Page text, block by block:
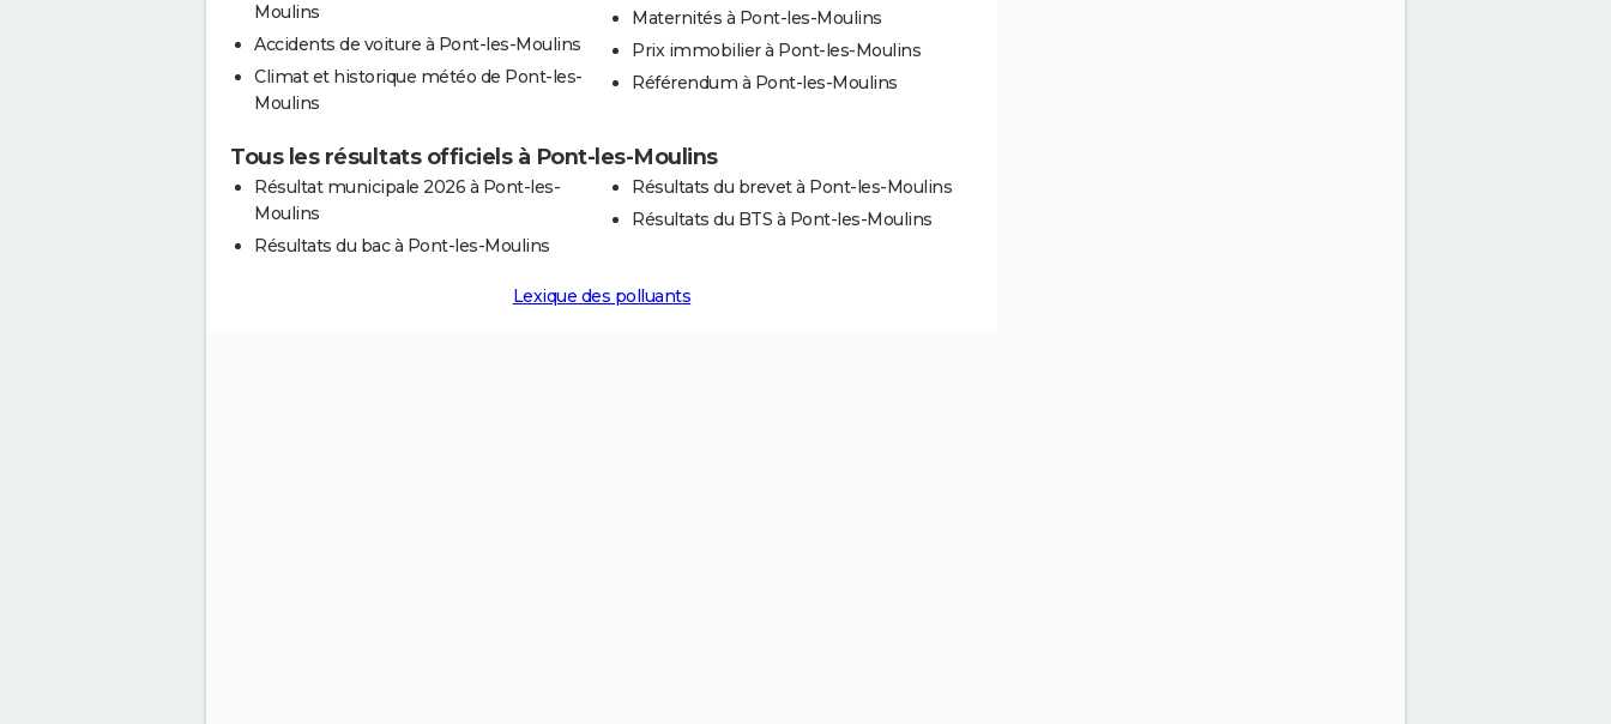
Moulins
Accidents de voiture à Pont-les-Moulins
Climat et historique météo de Pont-les-
Moulins
Maternités à Pont-les-Moulins
Prix immobilier à Pont-les-Moulins
Référendum à Pont-les-Moulins
Tous les résultats officiels à Pont-les-Moulins
Résultat municipale 2026 à Pont-les-
Moulins
Résultats du bac à Pont-les-Moulins
Résultats du brevet à Pont-les-Moulins
Résultats du BTS à Pont-les-Moulins
Lexique des polluants